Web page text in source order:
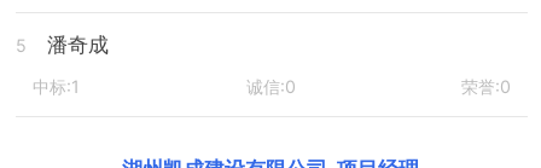
5 潘奇成
中标:1 诚信:0 荣誉:0